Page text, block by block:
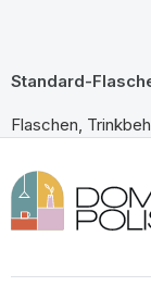
Standard-
Flaschen,